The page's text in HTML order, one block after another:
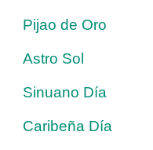
Pijao de Oro
Astro Sol
Sinuano Día
Caribeña Día